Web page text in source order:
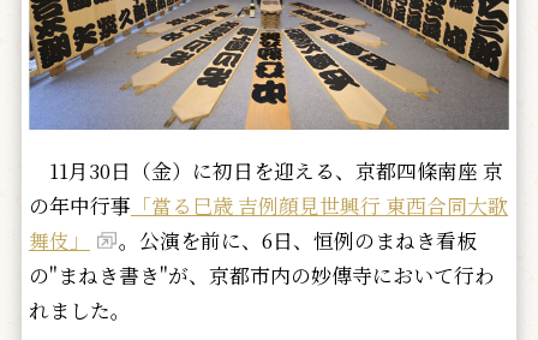
11月30日（金）に初日を迎える、京都四條南座 京
の年中行事 「當る巳歳 吉例顔見世興行 東西合同大歌
舞伎」
。公演を前に、6日、恒例のまねき看板
の"まねき書き"が、京都市内の妙傳寺において行わ
れました。